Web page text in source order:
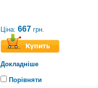
Ціна: 667 грн.
Докладніше
Порівняти